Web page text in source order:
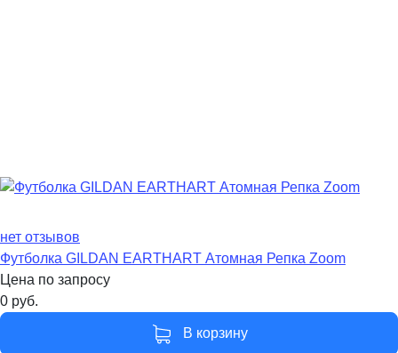
нет отзывов
Футболка GILDAN EARTHART Атомная Репка Zoom
Цена по запросу
0 руб.
В корзину